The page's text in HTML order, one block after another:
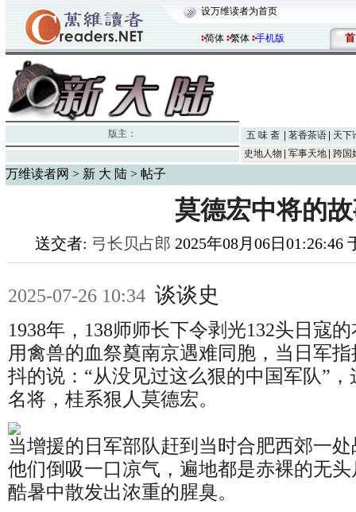
设万维读者为首页
简体 繁体 手机版 首
版主： 五 味 斋 茗香茶语
天下
史地人物
军事天地 跨国
万维读者网 > 新 大 陆 > 帖子
莫德宏中将的
送交者: 弓长贝占郎 2025年08月06日01:26:46
2025-07-26 10:34 谈谈史
1938年，138师师长下令剥光132头日寇
用禽兽的血祭奠南京遇难同胞，当日军
抖的说：“从没见过这么狠的中国军队”
名将，桂系狠人莫德宏。
当增援的日军部队赶到当时合肥西郊一
他们倒吸一口凉气，遍地都是赤裸的无
酷暑中散发出浓重的腥臭。